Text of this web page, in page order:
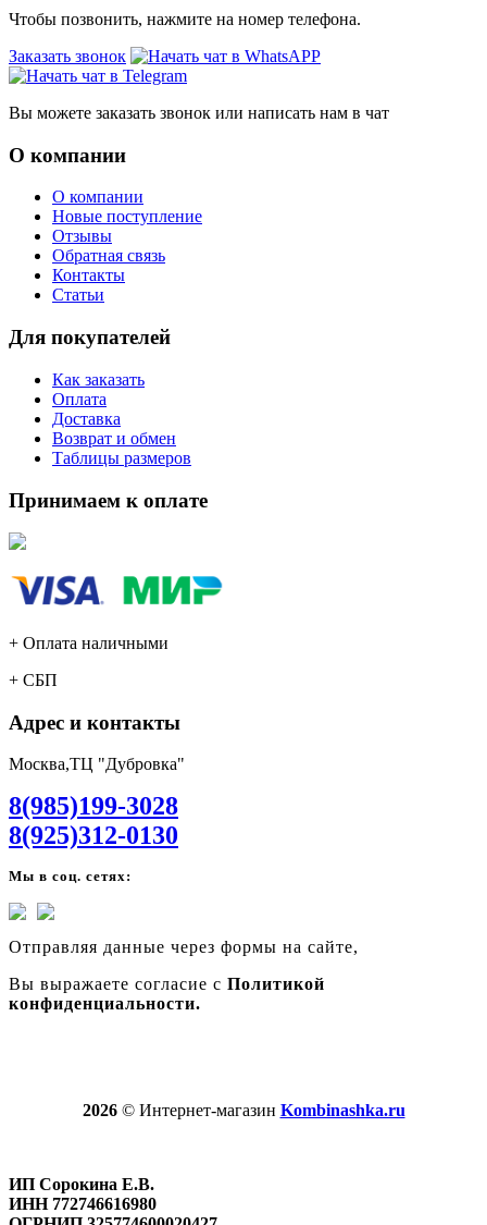
Чтобы позвонить, нажмите на номер телефона.
Заказать звонок
Вы можете заказать звонок или написать нам в чат
О компании
О компании
Новые поступление
Отзывы
Обратная связь
Контакты
Статьи
Для покупателей
Как заказать
Оплата
Доставка
Возврат и обмен
Таблицы размеров
Принимаем к оплате
+ Оплата наличными
+ СБП
Адрес и контакты
Москва,ТЦ "Дубровка"
8(985)199-3028
8(925)312-0130
Мы в соц. сетях:
Отправляя данные через формы на сайте,
Вы выражаете согласие с Политикой
конфиденциальности.
2026© Интернет-магазин Kombinashka.ru
ИП Сорокина Е.В.
ИНН 772746616980